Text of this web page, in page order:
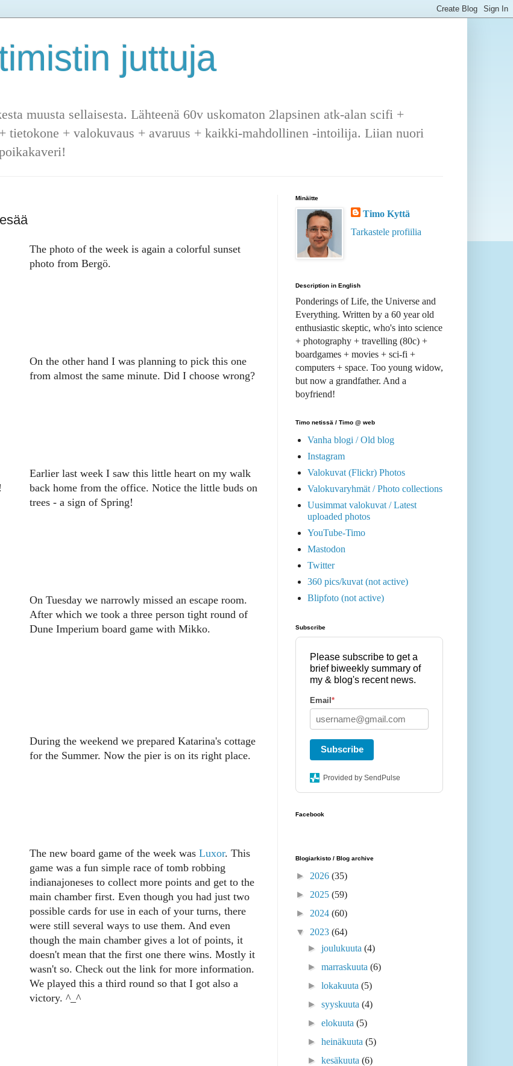
juttuja
muusta sellaisesta. Lähteenä 60v uskomaton 2lapsinen atk-alan scifi +
tietokone + valokuvaus + avaruus + kaikki-mahdollinen -intoilija. Liian nuori
The photo of the week is again a colorful sunset
photo from Bergö.
On the other hand I was planning to pick this one
from almost the same minute. Did I choose wrong?
Earlier last week I saw this little heart on my walk
back home from the office. Notice the little buds on
trees - a sign of Spring!
On Tuesday we narrowly missed an escape room.
After which we took a three person tight round of
Dune Imperium board game with Mikko.
During the weekend we prepared Katarina's cottage
for the Summer. Now the pier is on its right place.
The new board game of the week was Luxor. This
game was a fun simple race of tomb robbing
indianajoneses to collect more points and get to the
main chamber first. Even though you had just two
possible cards for use in each of your turns, there
were still several ways to use them. And even
though the main chamber gives a lot of points, it
doesn't mean that the first one there wins. Mostly it
wasn't so. Check out the link for more information.
We played this a third round so that I got also a
victory. ^_^
Minäitte
Timo Kyttä
Tarkastele profiilia
Description in English
Ponderings of Life, the Universe and
Everything. Written by a 60 year old
enthusiastic skeptic, who's into science
+ photography + travelling (80c) +
boardgames + movies + sci-fi +
computers + space. Too young widow,
but now a grandfather. And a
boyfriend!
Timo netissä / Timo @ web
Vanha blogi / Old blog
Instagram
Valokuvat (Flickr) Photos
Valokuvaryhmät / Photo collections
Uusimmat valokuvat / Latest
uploaded photos
YouTube-Timo
Mastodon
Twitter
360 pics/kuvat (not active)
Blipfoto (not active)
Subscribe
Please subscribe to get a
brief biweekly summary of
my & blog's recent news.
Email *
Subscribe
Provided by SendPulse
Facebook
Blogiarkisto / Blog archive
► 2026 (35)
► 2025 (59)
► 2024 (60)
▼ 2023 (64)
►joulukuuta(4)
►marraskuuta(6)
►lokakuuta(5)
►syyskuuta(4)
►elokuuta(5)
►heinäkuuta(5)
►kesäkuuta(6)